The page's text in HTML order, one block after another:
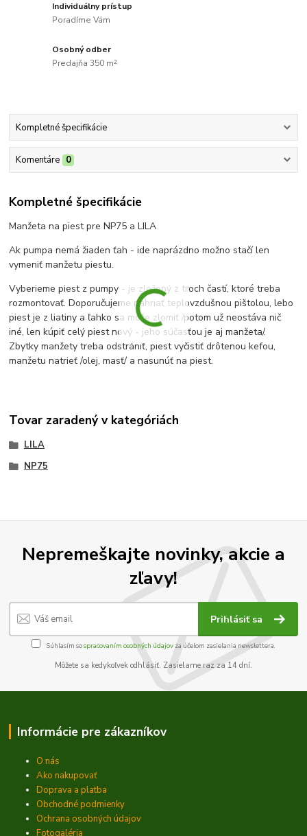
Individuálny prístup
Poradíme Vám
Osobný odber
Predajňa 350 m²
Kompletné špecifikácie
Komentáre 0
Kompletné špecifikácie
Manžeta na piest pre NP75 a LILA
Ak pumpa nemá žiaden ťah - ide naprázdno možno stačí len
vymeniť manžetu piestu.
Vyberieme piest z pumpy - je zložený z troch častí, ktoré treba
rozmontovať. Doporučujeme nahriať teplovzdušnou pištolou, lebo
piest je z liatiny a ľahko sa môže zlomiť /potom už neostáva nič
iné, len kúpiť celý piest nový - jeho súčasťou je aj manžeta/.
Zbytky manžety treba odstrániť, piest vyčistiť drôtenou kefou,
manžetu natrieť /olej, masť/ a nasunúť na piest.
Tovar zaradený v kategóriách
LILA
NP75
Nepremeškajte novinky, akcie a
zľavy!
Prihlásiť sa
Súhlasím sospracovaním osobných údajov za účelom zasielania newslettera.
Môžete sa kedykoľvek odhlásiť. Zasielame raz za 14 dní.
Informácie pre zákazníkov
O nás
Ako nakupovať
Doprava a platba
Obchodné podmienky
Ochrana osobných údajov
Fotogaléria